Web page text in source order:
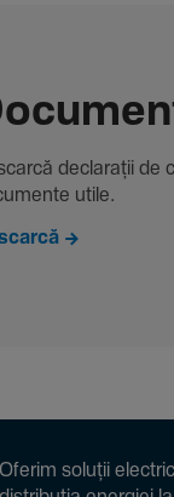
decla­rații de
utile.
soluții